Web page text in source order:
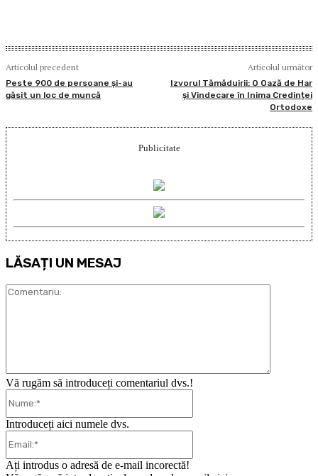
Articolul precedent
Peste 900 de persoane şi-au
găsit un loc de muncă
Articolul următor
Izvorul Tămăduirii: O Oază de Har
și Vindecare în Inima Credinței
Ortodoxe
Publicitate
LĂSAȚI UN MESAJ
Vă rugăm să introduceți comentariul dvs.!
Introduceți aici numele dvs.
Ați introdus o adresă de e-mail incorectă!